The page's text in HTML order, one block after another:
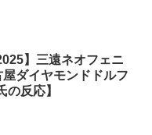
】三遠ネオフェニ
ダイヤモンドドルフ
の反応】